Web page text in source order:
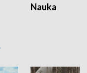
Nauka